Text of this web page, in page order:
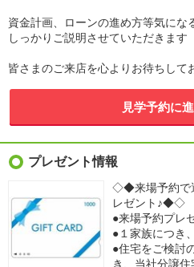
資金計画、ローンの進め方等気にな
しっかりご説明させていただきます
皆さまのご来店を心よりお待ちして
見学予約に
プレゼント情報
◇◆来場予約で
レゼ
●来場予約プレ
●１家族につき
●住宅をご検討
き、当社分譲